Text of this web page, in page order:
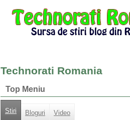
Technorati Romania
Top Meniu
Stiri Bloguri Video